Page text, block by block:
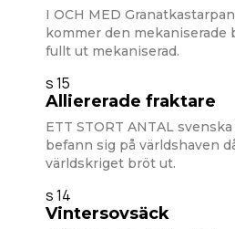
I OCH MED
kommer den mekaniserade
fullt ut mekaniserad.
s 15
Alliererade fraktare
ETT STORT ANTAL
befann sig på världshaven
världskriget bröt ut.
s 14
Vintersovsäck